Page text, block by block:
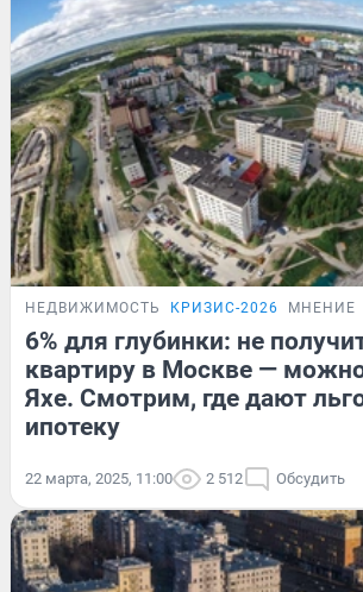
НЕДВИЖИМОСТЬ КРИЗИС-2026 МНЕНИЕ
6% для глубинки: не
квартиру в Москве —
Яхе. Смотрим, где дают
ипотеку
22 марта, 2025, 11:00 2 512 Обсудить